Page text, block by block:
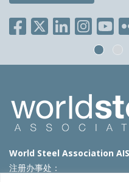
World Steel Association
注册办事处：